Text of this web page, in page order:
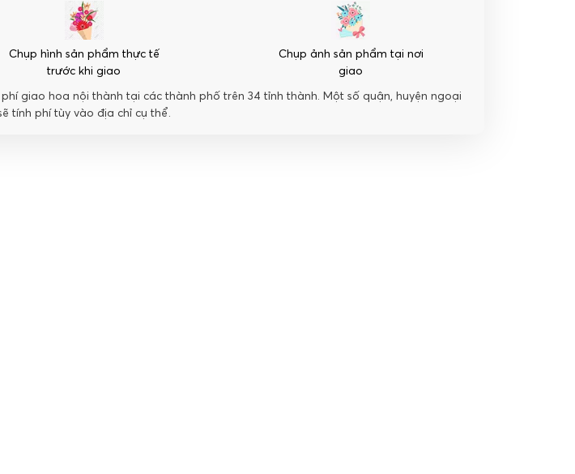
Chụp hình sản phẩm thực tế
trước khi giao
Chụp ảnh sản phẩm tại nơi
giao
phí giao hoa nội thành tại các thành phố trên 34 tỉnh thành. Một số quận, huyện ngoại
tính phí tùy vào địa chỉ cụ thể.